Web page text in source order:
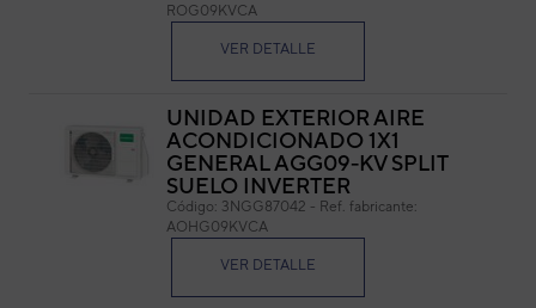
ROG09KVCA
VER DETALLE
UNIDAD EXTERIOR AIRE
ACONDICIONADO 1X1
GENERAL AGG09-KV SPLIT
SUELO INVERTER
Código: 3NGG87042 - Ref. fabricante:
AOHG09KVCA
VER DETALLE